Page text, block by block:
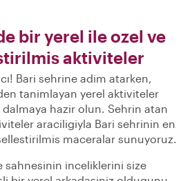
bir yerel ile ozel ve
aktiviteler
Bari sehrine adim atarken,
tanimlayan yerel aktiviteler
hazir olun. Sehrin atan
araciligiyla Bari sehrinin en
maceralar sunuyoruz.
sahnesinin inceliklerini size